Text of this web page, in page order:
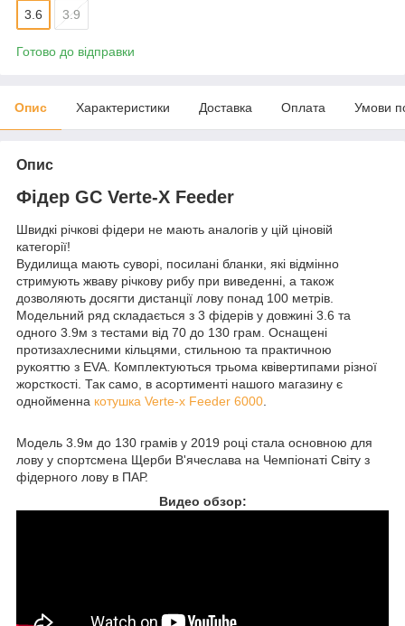
3.6 3.9
Готово до відправки
Опис Характеристики Доставка Оплата Умови
Опис
Фідер GC Verte-X Feeder
Швидкі річкові фідери не мають аналогів у цій ціновій
категорії!
Вудилища мають суворі, посилані бланки, які відмінно
стримують жваву річкову рибу при виведенні, а також
дозволяють досягти дистанції лову понад 100 метрів.
Модельний ряд складається з 3 фідерів у довжині 3.6 та
одного 3.9м з тестами від 70 до 130 грам. Оснащені
протизахлесними кільцями, стильною та практичною
рукояттю з EVA. Комплектуються трьома квівертипами різної
жорсткості. Так само, в асортименті нашого магазину є
однойменна котушка Verte-x Feeder 6000
Модель 3.9м до 130 грамів у 2019 році стала основною для
лову у спортсмена Щерби В'ячеслава на Чемпіонаті Світу з
фідерного лову в ПАР.
Видео обзор: